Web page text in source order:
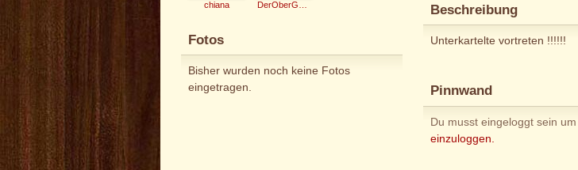
chiana
Fotos
Bisher wurden noch keine Fotos
eingetragen.
Beschreibung
Unterkartelte vortreten !!!!!!
Pinnwand
Du musst eingeloggt sein
einzuloggen.